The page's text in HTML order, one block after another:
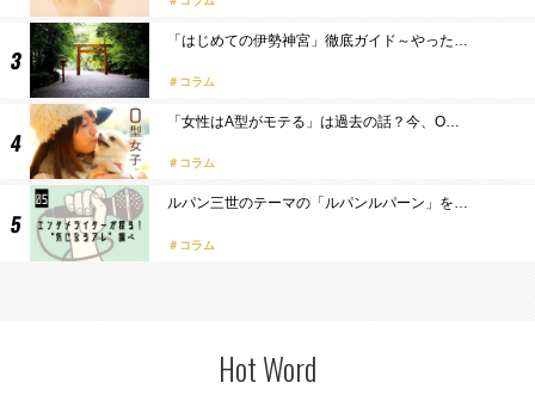
「はじめての伊勢神宮」徹底ガイド～やった…
コラム
「女性はA型がモテる」は過去の話？今、O…
コラム
ルパン三世のテーマの「ルパンルパーン」を…
コラム
Hot Word